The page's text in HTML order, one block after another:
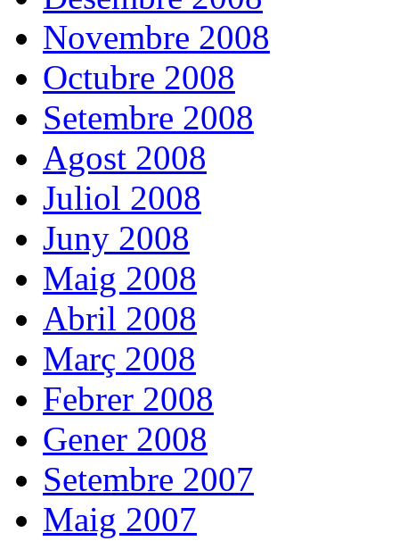
Novembre 2008
Octubre 2008
Setembre 2008
Agost 2008
Juliol 2008
Juny 2008
Maig 2008
Abril 2008
Març 2008
Febrer 2008
Gener 2008
Setembre 2007
Maig 2007